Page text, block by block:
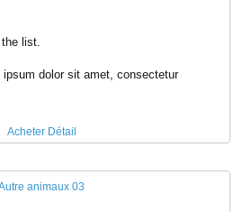
list.
dolor sit amet, consectetur
Acheter Détail
animaux 03